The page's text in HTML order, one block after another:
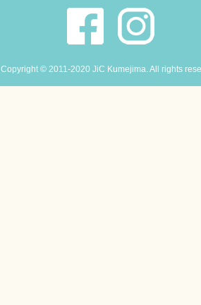
Copyright © 2011-2020 JiC Kumejima. All rights